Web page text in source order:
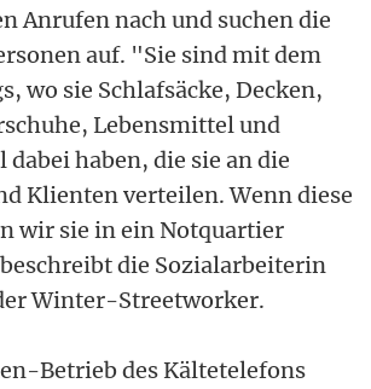
Anrufen nach und suchen die
auf. "Sie sind mit dem
wo sie Schlafsäcke, Decken,
Lebensmittel und
haben, die sie an die
Klienten verteilen. Wenn diese
wir sie in ein Notquartier
die Sozialarbeiterin
Winter-Streetworker.
Betrieb des Kältetelefons